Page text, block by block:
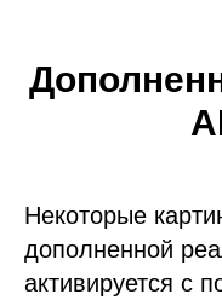
Некоторые
дополненной
активируется с